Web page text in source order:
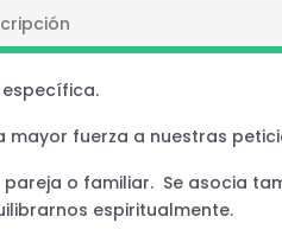
fuerza a nuestras
o familiar. Se asocia
espiritualmente.